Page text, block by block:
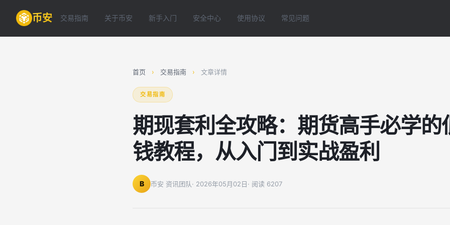
币安 交易指南 关于币安 新手入门 安全中心 使用协议 常见问题
首页 › 交易指南 › 文章详情
交易指南
期现套利全攻略：期货高手必学的
钱教程，从入门到实战盈利
B 币安 资讯团队· 2026年05月02日· 阅读 6207